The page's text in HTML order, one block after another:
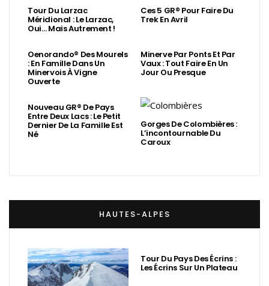
Tour Du Larzac
Méridional : Le Larzac,
Oui… Mais Autrement !
Ces 5 GR® Pour Faire Du
Trek En Avril
Oenorando® Des Mourels
: En Famille Dans Un
Minervois À Vigne
Ouverte
Minerve Par Ponts Et Par
Vaux : Tout Faire En Un
Jour Ou Presque
Nouveau GR® De Pays
Entre Deux Lacs : Le Petit
Dernier De La Famille Est
Né
Gorges De Colombières :
L’incontournable Du
Caroux
HAUTES-ALPES
Tour Du Pays Des Écrins :
Les Écrins Sur Un Plateau